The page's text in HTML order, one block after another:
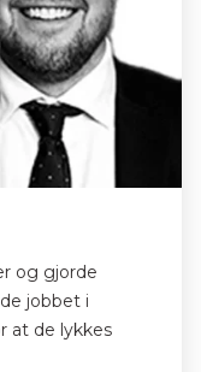
og gjorde
jobbet i
at de lykkes